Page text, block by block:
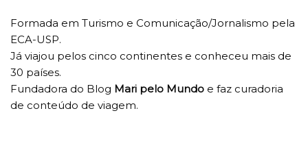
Formada em Turismo e Comunicação/Jornalismo pela
ECA-USP.
Já viajou pelos cinco continentes e conheceu mais de
30 países.
Fundadora do Blog Mari pelo Mundo e faz curadoria
de conteúdo de viagem.